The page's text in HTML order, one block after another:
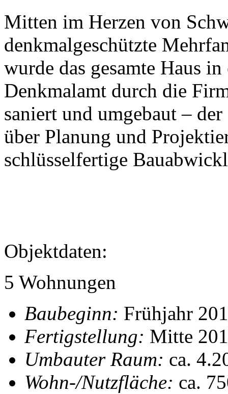
Mitten im Herzen von
denkmalgeschützte
wurde das gesamte Haus
Denkmalamt durch die
saniert und umgebaut –
über Planung und
schlüsselfertige
Objektdaten:
5 Wohnungen
Baubeginn: Frühjahr
Fertigstellung: Mitte
Umbauter Raum: ca.
Wohn-/Nutzfläche: ca.